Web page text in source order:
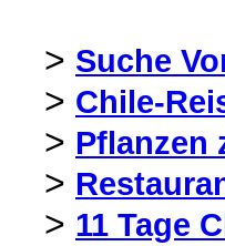
> Suche
> Chile-
> Pflanzen
>
> 11 Tage